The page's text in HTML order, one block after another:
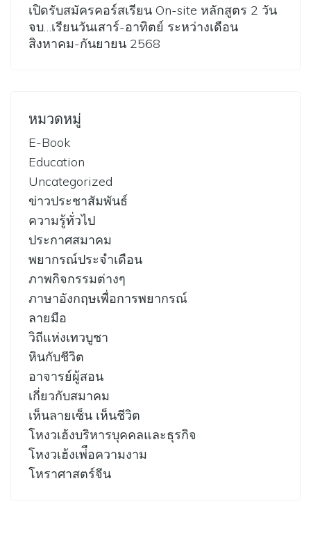
เปิดรับสมัครคอร์สเรียน On-site หลักสูตร 2 วัน
จบ…เรียนวันเสาร์-อาทิตย์ ระหว่างเดือน
สิงหาคม-กันยายน 2568
หมวดหมู่
E-Book
Education
Uncategorized
ข่าวประชาสัมพันธ์
ความรู้ทั่วไป
ประกาศสมาคม
พยากรณ์ประจำเดือน
ภาพกิจกรรมต่างๆ
ภาษาอังกฤษเพื่อการพยากรณ์
ลายมือ
วิถีแห่งเทวบูชา
หินกับชีวิต
อาจารย์ผู้สอน
เกี่ยวกับสมาคม
เห็นลายเซ็น เห็นชีวิต
โหงวเฮ้งบริหารบุคคลและธุรกิจ
โหงวเฮ้งเพ่ือความงาม
โหราศาสตร์จีน